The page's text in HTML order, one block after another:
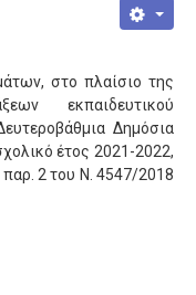
στο πλαίσιο της
εκπαιδευτικού
Δημόσια
έτος 2021-2022,
παρ. 2 του Ν. 4547/2018